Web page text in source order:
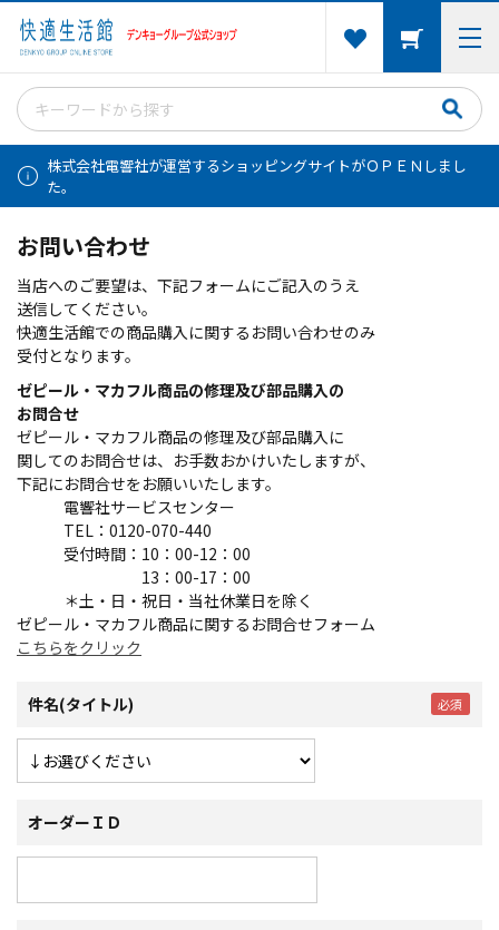
株式会社電響社が運営するショッピングサイトがＯＰＥＮしまし
た。
お問い合わせ
当店へのご要望は、下記フォームにご記入のうえ
送信してください。
快適生活館での商品購入に関するお問い合わせのみ
受付となります。
ゼピール・マカフル商品の修理及び部品購入の
お問合せ
ゼピール・マカフル商品の修理及び部品購入に
関してのお問合せは、お手数おかけいたしますが、
下記にお問合せをお願いいたします。
電響社サービスセンター
TEL：0120-070-440
受付時間：10：00-12：00
13：00-17：00
＊土・日・祝日・当社休業日を除く
ゼピール・マカフル商品に関するお問合せフォーム
こちらをクリック
件名(タイトル)
オーダーＩＤ